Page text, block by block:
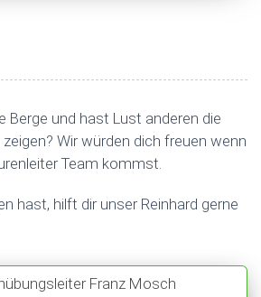
Berge und hast Lust anderen die
Wir würden dich freuen wenn
Team kommst.
hast, hilft dir unser Reinhard gerne
Franz Mosch